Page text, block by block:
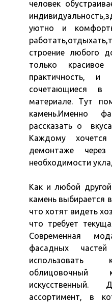
человек
уютно и
строение любого
только
практичность, и
сочетающиеся в
материале. Тут
камень.Именно
рассказать о
Каждому
демонтаже
необходимости
Как и любой
камень выбирается
что хотят видеть
что требует
Современная
фасадных
использовать
искусственный.
ассортимент, в